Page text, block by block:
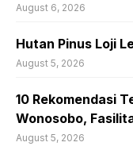
August 6, 2026
Hutan Pinus Loji
August 5, 2026
10 Rekomendasi
Wonosobo,
August 5, 2026